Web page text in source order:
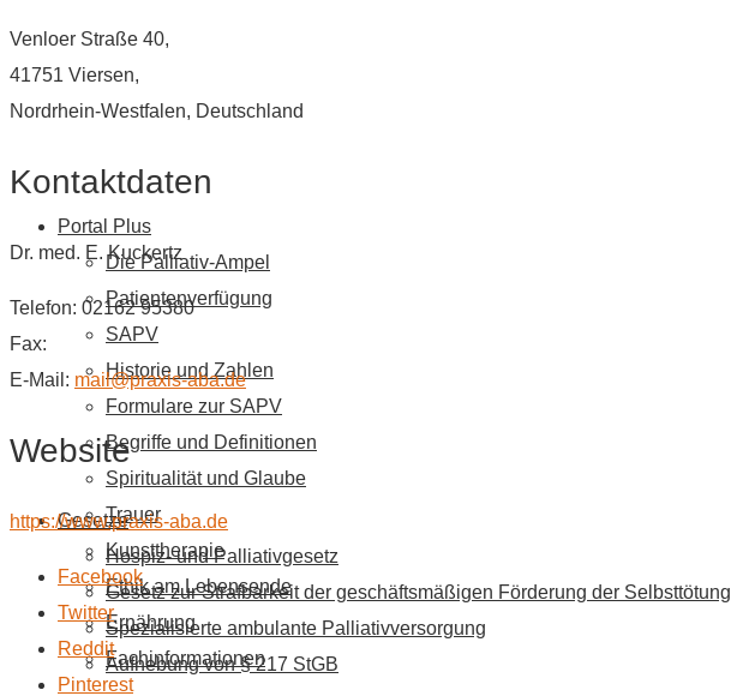
Portal Plus
Die Palliativ-Ampel
Patientenverfügung
SAPV
Historie und Zahlen
Formulare zur SAPV
Begriffe und Definitionen
Spiritualität und Glaube
Trauer
Kunsttherapie
Ethik am Lebensende
Ernährung
Fachinformationen
Gesetze
Hospiz- und Palliativgesetz
Gesetz zur Strafbarkeit der geschäftsmäßigen Förderung der Selbsttötung
Spezialisierte ambulante Palliativversorgung
Aufhebung von § 217 StGB
Venloer Straße 40,
41751 Viersen,
Nordrhein-Westfalen, Deutschland
Kontaktdaten
Dr. med. E. Kuckertz
Telefon: 02162 95380
Fax:
E-Mail: mail@praxis-aba.de
Website
https://www.praxis-aba.de
Facebook
Twitter
Reddit
Pinterest